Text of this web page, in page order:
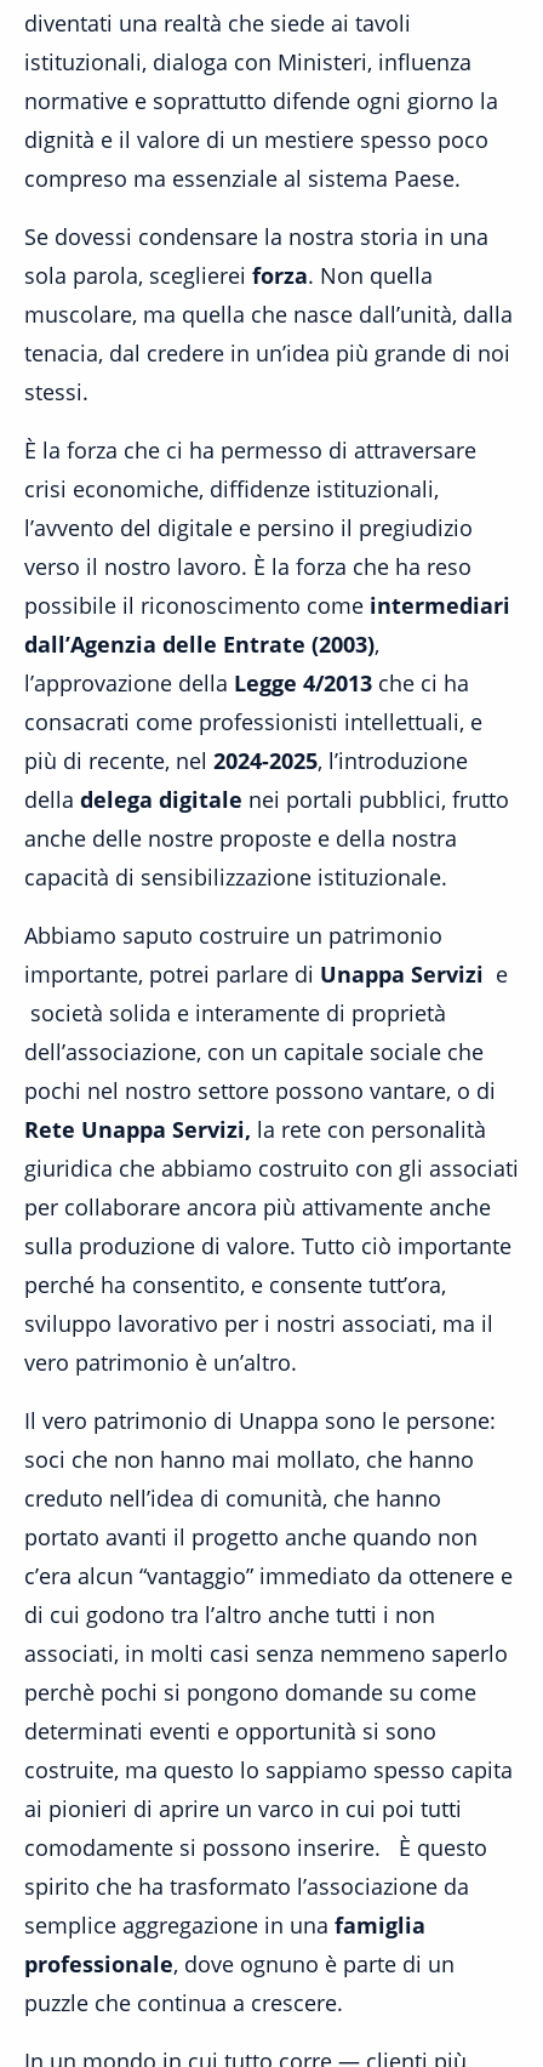
diventati una realtà che siede ai tavoli
istituzionali, dialoga con Ministeri, influenza
normative e soprattutto difende ogni giorno la
dignità e il valore di un mestiere spesso poco
compreso ma essenziale al sistema Paese.
Se dovessi condensare la nostra storia in una
sola parola, sceglierei forza. Non quella
muscolare, ma quella che nasce dall’unità, dalla
tenacia, dal credere in un’idea più grande di noi
stessi.
È la forza che ci ha permesso di attraversare
crisi economiche, diffidenze istituzionali,
l’avvento del digitale e persino il pregiudizio
verso il nostro lavoro. È la forza che ha reso
possibile il riconoscimento come intermediari
dall’Agenzia delle Entrate (2003),
l’approvazione della Legge 4/2013 che ci ha
consacrati come professionisti intellettuali, e
più di recente, nel 2024-2025, l’introduzione
della delega digitale nei portali pubblici, frutto
anche delle nostre proposte e della nostra
capacità di sensibilizzazione istituzionale.
Abbiamo saputo costruire un patrimonio
importante, potrei parlare di Unappa Servizi e
società solida e interamente di proprietà
dell’associazione, con un capitale sociale che
pochi nel nostro settore possono vantare, o di
Rete Unappa Servizi, la rete con personalità
giuridica che abbiamo costruito con gli associati
per collaborare ancora più attivamente anche
sulla produzione di valore. Tutto ciò importante
perché ha consentito, e consente tutt’ora,
sviluppo lavorativo per i nostri associati, ma il
vero patrimonio è un’altro.
Il vero patrimonio di Unappa sono le persone:
soci che non hanno mai mollato, che hanno
creduto nell’idea di comunità, che hanno
portato avanti il progetto anche quando non
c’era alcun “vantaggio” immediato da ottenere e
di cui godono tra l’altro anche tutti i non
associati, in molti casi senza nemmeno saperlo
perchè pochi si pongono domande su come
determinati eventi e opportunità si sono
costruite, ma questo lo sappiamo spesso capita
ai pionieri di aprire un varco in cui poi tutti
comodamente si possono inserire. È questo
spirito che ha trasformato l’associazione da
semplice aggregazione in una famiglia
professionale, dove ognuno è parte di un
puzzle che continua a crescere.
In un mondo in cui tutto corre — clienti più